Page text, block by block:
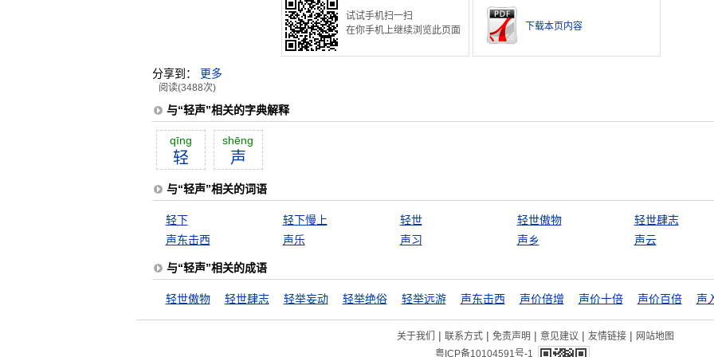
试试手机扫一扫
在你手机上继续浏览此页面
下载本页内容
分享到： 更多
阅读(3488次)
与“轻声”相关的字典解释
qīng
轻
shēng
声
与“轻声”相关的词语
轻下 轻下慢上 轻世 轻世傲物
轻世肆志
声东击西
声乐 声习 声乡 声云
与“轻声”相关的成语
轻世傲物 轻世肆志 轻举妄动 轻举绝俗 轻举远游 声东击西 声价倍增 声价十倍 声价百倍 声
关于我们 | 联系方式 | 免责声明 | 意见建议 | 友情链接 | 网站地图
粤ICP备10104591号-1